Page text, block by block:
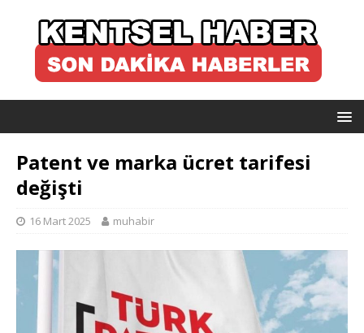
Patent ve marka ücret tarifesi
değişti
16 Mart 2025 muhabir